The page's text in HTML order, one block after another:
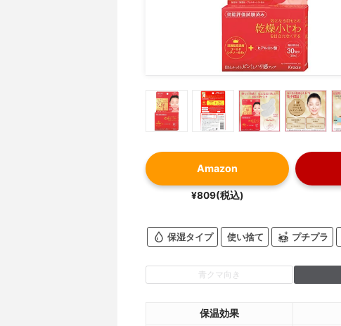
Amazon
¥809(税込)
保湿タイプ 使い捨て プチプラ
青クマ向き
保温効果